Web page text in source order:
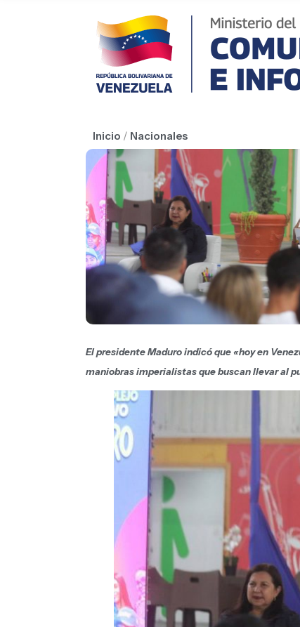
Inicio / Nacionales
El presidente Maduro indicó que «hoy en
maniobras imperialistas que buscan llevar al